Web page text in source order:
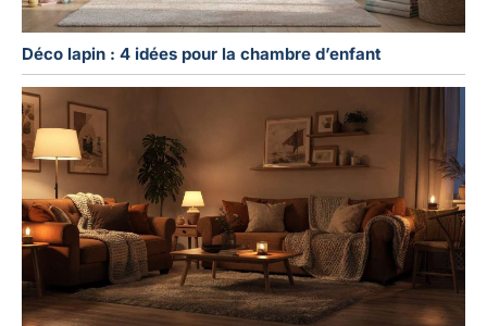
Déco lapin : 4 idées pour la chambre d’enfant